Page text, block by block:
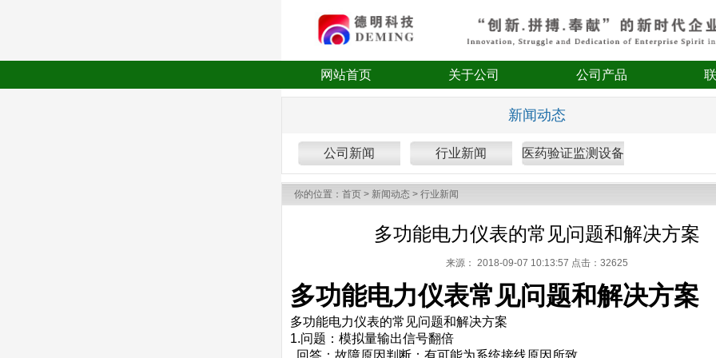
网站首页 关于公司 公司产品
新闻动态
公司新闻 行业新闻 医药验证监测设备
你的位置： 首页 > 新闻动态 > 行业新闻
多功能电力仪表的常见问题和解决方案
来源： 2018-09-07 10:13:57 点击： 32625
多功能电力仪表常见问题和解决方案
多功能电力仪表的常见问题和解决方案
1.问题：模拟量输出信号翻倍
回答：故障原因判断：有可能为系统接线原因所致